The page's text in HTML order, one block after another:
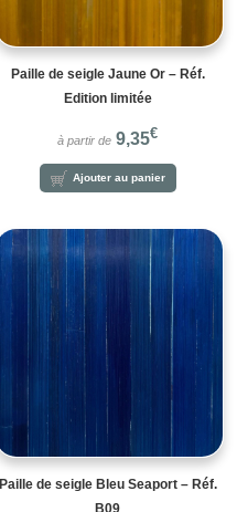
Paille de seigle Jaune Or – Réf.
Edition limitée
à partir de 9,35€
Ajouter au panier
Paille de seigle Bleu Seaport – Réf.
B09